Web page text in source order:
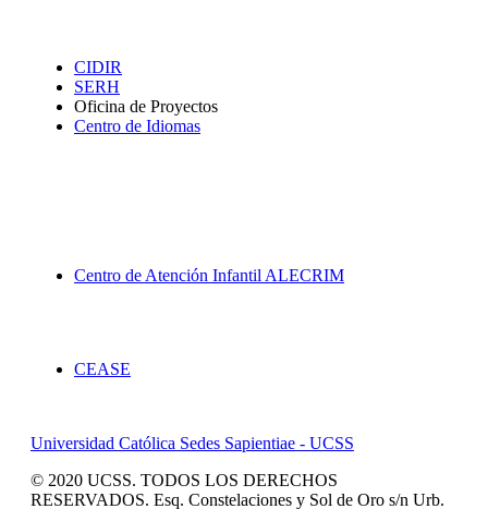
CIDIR
SERH
Oficina de Proyectos
Centro de Idiomas
Centro de Atención Infantil ALECRIM
CEASE
Universidad Católica Sedes Sapientiae - UCSS
© 2020 UCSS. TODOS LOS DERECHOS
RESERVADOS. Esq. Constelaciones y Sol de Oro s/n Urb.